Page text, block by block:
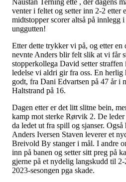
venter i feltet og setter inn 2-2 etter
midtstopper scorer altså på
unggutten!
Etter dette trykker vi på, og etter
nevnte Anders blir felt slik at vi får
stopperkollega David setter
ledelse vi aldri gir fra oss. En herlig
godt, fra Dani Edvartsen på 47 år i
Haltstrand på 16.
Dagen etter er det litt slitne bein,
kamp mot sterke Rørvik 2. De
da ledet ut fra spill og sjanser.
Anders Iversen Staven leverer et
Breivold By stanger i mål. I andre
inn på banen og setter sitt preg på
gjerne på et nydelig langskudd til
2023-sesongen pga skade.